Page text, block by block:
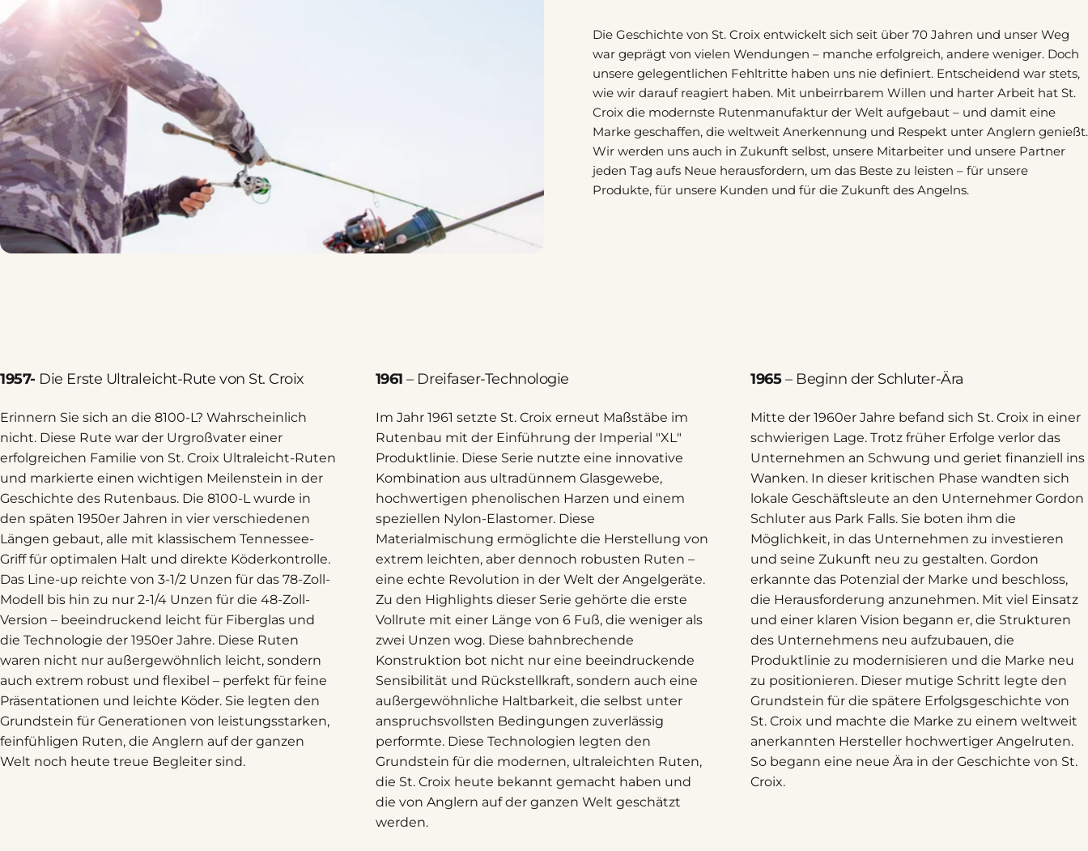
Die Geschichte von St. Croix entwickelt sich seit über 70 Jahren und unser Weg
war geprägt von vielen Wendungen – manche erfolgreich, andere weniger. Doch
unsere gelegentlichen Fehltritte haben uns nie definiert. Entscheidend war stets,
wie wir darauf reagiert haben. Mit unbeirrbarem Willen und harter Arbeit hat St.
Croix die modernste Rutenmanufaktur der Welt aufgebaut – und damit eine
Marke geschaffen, die weltweit Anerkennung und Respekt unter Anglern genießt.
Wir werden uns auch in Zukunft selbst, unsere Mitarbeiter und unsere Partner
jeden Tag aufs Neue herausfordern, um das Beste zu leisten – für unsere
Produkte, für unsere Kunden und für die Zukunft des Angelns.
1957- Die Erste Ultraleicht-Rute von St. Croix
Erinnern Sie sich an die 8100-L? Wahrscheinlich
nicht. Diese Rute war der Urgroßvater einer
erfolgreichen Familie von St. Croix Ultraleicht-Ruten
und markierte einen wichtigen Meilenstein in der
Geschichte des Rutenbaus. Die 8100-L wurde in
den späten 1950er Jahren in vier verschiedenen
Längen gebaut, alle mit klassischem Tennessee-
Griff für optimalen Halt und direkte Köderkontrolle.
Das Line-up reichte von 3-1/2 Unzen für das 78-Zoll-
Modell bis hin zu nur 2-1/4 Unzen für die 48-Zoll-
Version – beeindruckend leicht für Fiberglas und
die Technologie der 1950er Jahre. Diese Ruten
waren nicht nur außergewöhnlich leicht, sondern
auch extrem robust und flexibel – perfekt für feine
Präsentationen und leichte Köder. Sie legten den
Grundstein für Generationen von leistungsstarken,
feinfühligen Ruten, die Anglern auf der ganzen
Welt noch heute treue Begleiter sind.
1961 – Dreifaser-Technologie
Im Jahr 1961 setzte St. Croix erneut Maßstäbe im
Rutenbau mit der Einführung der Imperial "XL"
Produktlinie. Diese Serie nutzte eine innovative
Kombination aus ultradünnem Glasgewebe,
hochwertigen phenolischen Harzen und einem
speziellen Nylon-Elastomer. Diese
Materialmischung ermöglichte die Herstellung von
extrem leichten, aber dennoch robusten Ruten –
eine echte Revolution in der Welt der Angelgeräte.
Zu den Highlights dieser Serie gehörte die erste
Vollrute mit einer Länge von 6 Fuß, die weniger als
zwei Unzen wog. Diese bahnbrechende
Konstruktion bot nicht nur eine beeindruckende
Sensibilität und Rückstellkraft, sondern auch eine
außergewöhnliche Haltbarkeit, die selbst unter
anspruchsvollsten Bedingungen zuverlässig
performte. Diese Technologien legten den
Grundstein für die modernen, ultraleichten Ruten,
die St. Croix heute bekannt gemacht haben und
die von Anglern auf der ganzen Welt geschätzt
werden.
1965– Beginn der Schluter-Ära
Mitte der 1960er Jahre befand sich St. Croix in einer
schwierigen Lage. Trotz früher Erfolge verlor das
Unternehmen an Schwung und geriet finanziell ins
Wanken. In dieser kritischen Phase wandten sich
lokale Geschäftsleute an den Unternehmer Gordon
Schluter aus Park Falls. Sie boten ihm die
Möglichkeit, in das Unternehmen zu investieren
und seine Zukunft neu zu gestalten. Gordon
erkannte das Potenzial der Marke und beschloss,
die Herausforderung anzunehmen. Mit viel Einsatz
und einer klaren Vision begann er, die Strukturen
des Unternehmens neu aufzubauen, die
Produktlinie zu modernisieren und die Marke neu
zu positionieren. Dieser mutige Schritt legte den
Grundstein für die spätere Erfolgsgeschichte von
St. Croix und machte die Marke zu einem weltweit
anerkannten Hersteller hochwertiger Angelruten.
So begann eine neue Ära in der Geschichte von St.
Croix.